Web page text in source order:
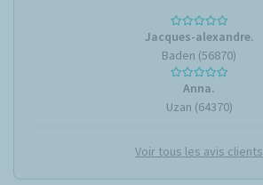
Jacques-alexandre.
Baden (56870)
Anna.
Uzan (64370)
Voir tous les avis clients